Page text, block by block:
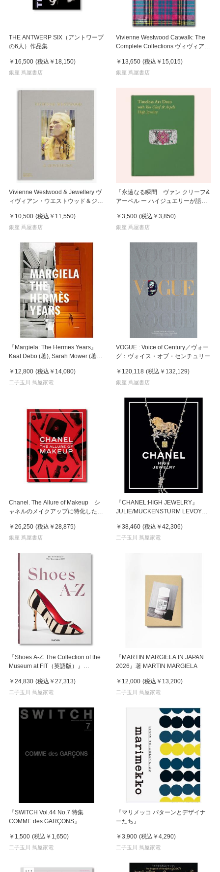
THE ANTWERP SIX（アントワープ
の6人）作品集
￥16,500 (税込 ￥18,150)
銀座 蔦屋書店
Vivienne Westwood Catwalk: The
Complete Collections ヴィヴィアン
：コンプリートコレクションアーカ
イブ
￥13,650 (税込 ￥15,015)
銀座 蔦屋書店
Vivienne Westwood & Jewellery ヴ
ィヴィアン・ウエストウッド＆ジュ
￥10,500 (税込 ￥11,550)
銀座 蔦屋書店
「永遠なる瞬間 ヴァン クリーフ&
アーペル ー ハイジュエリーが語る
￥3,500 (税込 ￥3,850)
銀座 蔦屋書店
『Margiela: The Hermes Years』
Kaat Debo (著), Sarah Mower (著),
￥12,800 (税込 ￥14,080)
二子玉川 蔦屋家電
VOGUE : Voice of Century／ヴォー
グ：ヴォイス・オブ・センチュリー
￥120,118 (税込 ￥132,129)
銀座 蔦屋書店
Chanel. The Allure of Makeup シ
ャネルのメイクアップに特化した書
￥26,250 (税込 ￥28,875)
銀座 蔦屋書店
『CHANEL:HIGH JEWELRY』
JULIE/MUCKENSTURM LEVOYER
￥38,460 (税込 ￥42,306)
二子玉川 蔦屋家電
『Shoes A-Z: The Collection of the
Museum at FIT（英語版）』
￥24,830 (税込 ￥27,313)
二子玉川 蔦屋家電
『MARTIN MARGIELA IN JAPAN
2026』著 MARTIN MARGIELA
￥12,000 (税込 ￥13,200)
二子玉川 蔦屋家電
『SWITCH Vol.44 No.7 特集
COMME des GARÇONS』
￥1,500 (税込 ￥1,650)
二子玉川 蔦屋家電
『マリメッコ パターンとデザイナ
ーたち』
￥3,900 (税込 ￥4,290)
二子玉川 蔦屋家電